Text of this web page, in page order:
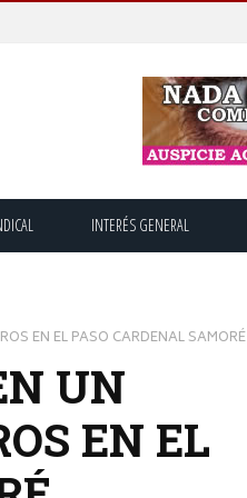
INTERÉS GENERAL
EN EL PASO CARDENAL SAMORÉ
UN
EN EL